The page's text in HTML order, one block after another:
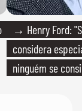
→ Henry Ford:
considera
ninguém se